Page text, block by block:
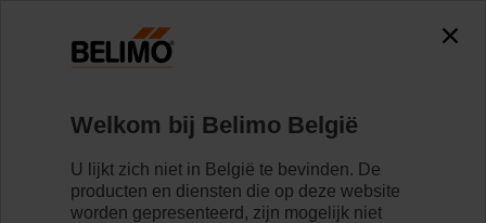
R7050R25-B3/NRFA-O
Welkom bij Belimo België
U lijkt zich niet in België te bevinden. De
producten en diensten die op deze website
worden gepresenteerd, zijn mogelijk niet